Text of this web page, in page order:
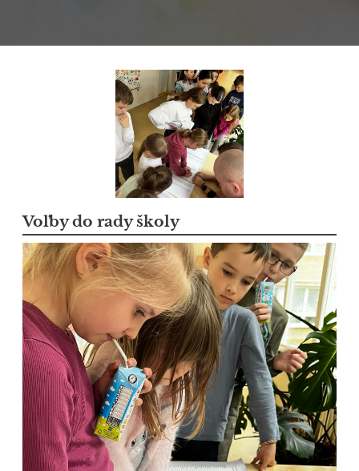
Voľby do rady školy